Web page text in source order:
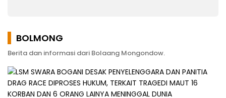
BOLMONG
Berita dan informasi dari Bolaang Mongondow.